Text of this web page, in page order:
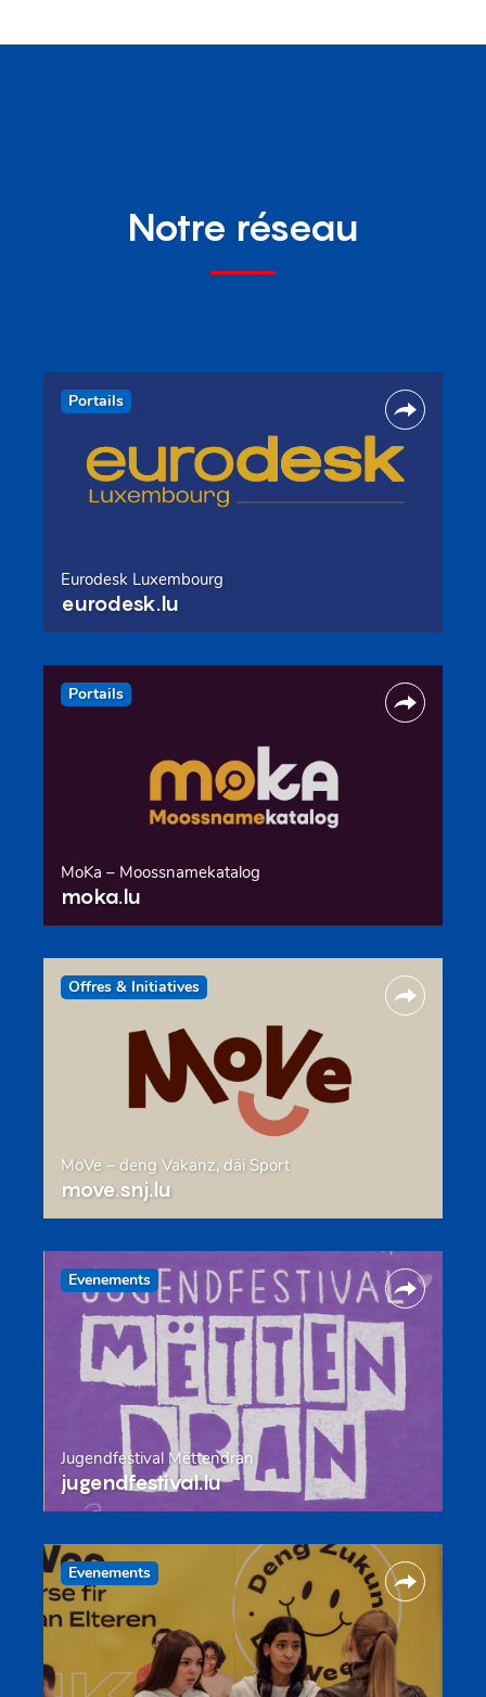
Notre réseau
Portails
Eurodesk Luxembourg
eurodesk.lu
Portails
MoKa – Moossnamekatalog
moka.lu
Offres & Initiatives
MoVe – deng Vakanz, däi Sport
move.snj.lu
Evenements
Jugendfestival Mëttendran
jugendfestival.lu
Evenements